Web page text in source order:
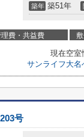
築年 築51年
費・共益費
現在空室
サンライフ大名
号